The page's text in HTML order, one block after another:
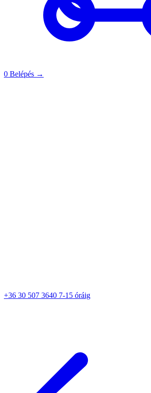
0 Belépés →
+36 30 507 3640 7-15 óráig